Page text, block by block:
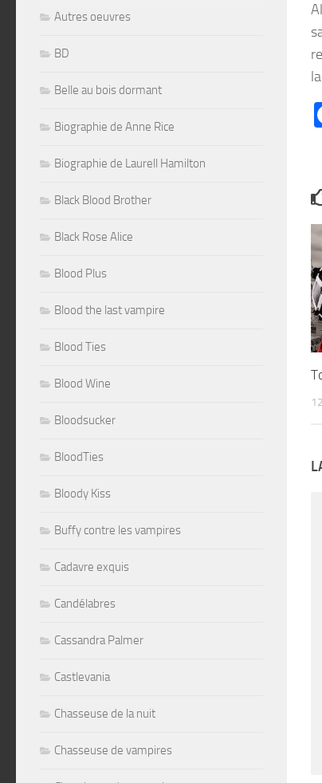
Autres oeuvres
BD
Belle au bois dormant
Biographie de Anne Rice
Biographie de Laurell Hamilton
Black Blood Brother
Black Rose Alice
Blood Plus
Blood the last vampire
Blood Ties
Blood Wine
Bloodsucker
BloodTies
Bloody Kiss
Buffy contre les vampires
Cadavre exquis
Candélabres
Cassandra Palmer
Castlevania
Chasseuse de la nuit
Chasseuse de vampires